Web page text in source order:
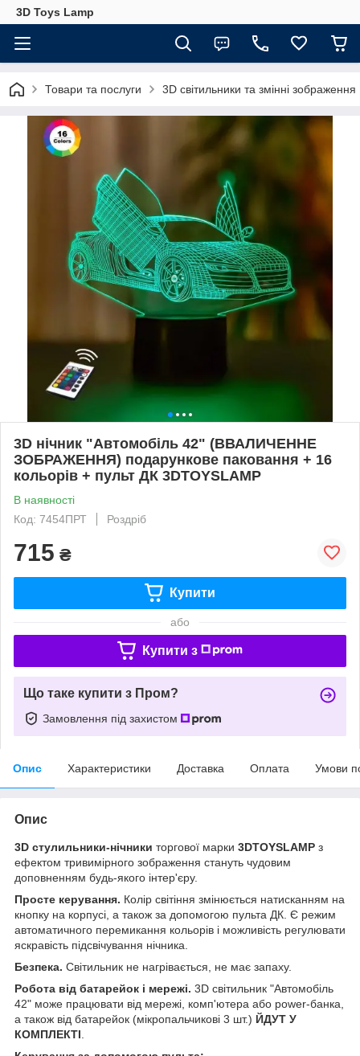
3D Toys Lamp
Товари та послуги 3D світильники та змінні зображення
3D нічник "Автомобіль 42" (ВВАЛИЧЕННЕ
ЗОБРАЖЕННЯ) подарункове паковання + 16
кольорів + пульт ДК 3DTOYSLAMP
В наявності
Код: 7454ПРТ
Роздріб
715 ₴
Купити
або
Купити з
Що таке купити з Пром?
Замовлення під захистом
Опис Характеристики Доставка Оплата Умови
Опис
3D стулильники-нічники торгової марки 3DTOYSLAMP з
ефектом тривимірного зображення стануть чудовим
доповненням будь-якого інтер'єру.
Просте керування. Колір світіння змінюється натисканням на
кнопку на корпусі, а також за допомогою пульта ДК. Є режим
автоматичного перемикання кольорів і можливість регулювати
яскравість підсвічування нічника.
Безпека. Світильник не нагрівається, не має запаху.
Робота від батарейок і мережі. 3D світильник "Автомобіль
42" може працювати від мережі, комп'ютера або power-банка,
а також від батарейок (мікропальчикові 3 шт.) ЙДУТ У
КОМПЛЕКТІ